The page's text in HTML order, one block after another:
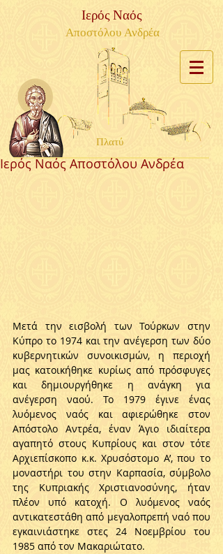
Ιερός Ναός
Αποστόλου Ανδρέα
Πλατύ
Ιερός Ναός Αποστόλου Ανδρέα
Μετά την εισβολή των Τούρκων στην
Κύπρο το 1974 και την ανέγερση των δύο
κυβερνητικών συνοικισμών, η περιοχή
μας κατοικήθηκε κυρίως από πρόσφυγες
και δημιουργήθηκε η ανάγκη για
ανέγερση ναού. Το 1979 έγινε ένας
λυόμενος ναός και αφιερώθηκε στον
Απόστολο Αντρέα, έναν Άγιο ιδιαίτερα
αγαπητό στους Κυπρίους και στον τότε
Αρχιεπίσκοπο κ.κ. Χρυσόστομο Α’, που το
μοναστήρι του στην Καρπασία, σύμβολο
της Κυπριακής Χριστιανοσύνης, ήταν
πλέον υπό κατοχή. Ο λυόμενος ναός
αντικατεστάθη από μεγαλοπρεπή ναό που
εγκαινιάστηκε στες 24 Νοεμβρίου του
1985 από τον Μακαριώτατο.